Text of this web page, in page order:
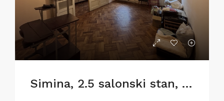
Simina, 2.5 salonski stan, 77m2, za renoviranje